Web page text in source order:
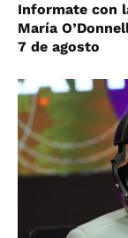
Informate con
María
7 de agosto